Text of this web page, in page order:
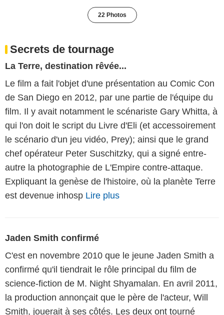
22 Photos
Secrets de tournage
La Terre, destination rêvée...
Le film a fait l'objet d'une présentation au Comic Con
de San Diego en 2012, par une partie de l'équipe du
film. Il y avait notamment le scénariste Gary Whitta, à
qui l'on doit le script du Livre d'Eli (et accessoirement
le scénario d'un jeu vidéo, Prey); ainsi que le grand
chef opérateur Peter Suschitzky, qui a signé entre-
autre la photographie de L'Empire contre-attaque.
Expliquant la genèse de l'histoire, où la planète Terre
est devenue inhosp Lire plus
Jaden Smith confirmé
C'est en novembre 2010 que le jeune Jaden Smith a
confirmé qu'il tiendrait le rôle principal du film de
science-fiction de M. Night Shyamalan. En avril 2011,
la production annonçait que le père de l'acteur, Will
Smith, jouerait à ses côtés. Les deux ont tourné